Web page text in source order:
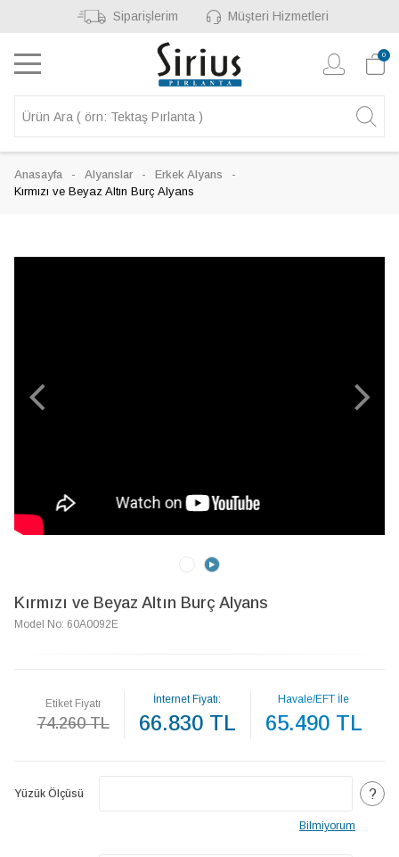
Siparişlerim Müşteri Hizmetleri
0
Anasayfa Alyanslar
Erkek Alyans
Kırmızı ve Beyaz Altın Burç Alyans
Kırmızı ve Beyaz Altın Burç Alyans
Model No: 60A0092E
Etiket Fiyatı
74.260 TL
İnternet Fiyatı:
66.830 TL
Havale/EFT İle
65.490 TL
Yüzük Ölçüsü ?
Bilmiyorum